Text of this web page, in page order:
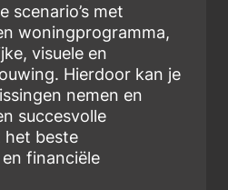
scenario’s met
woningprogramma,
visuele en
Hierdoor kan je
nemen en
succesvolle
het beste
financiële